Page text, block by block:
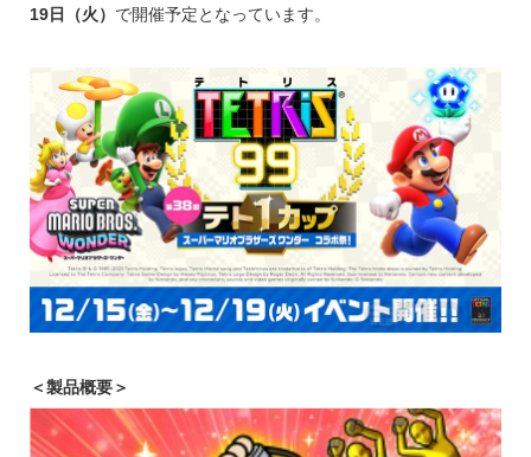
19日（火） で開催予定となっています。
＜製品概要＞